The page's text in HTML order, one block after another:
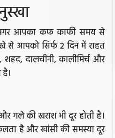
अगर आपका कफ काफी समय से
से आपको सिर्फ 2 दिन में राहत
दालचीनी, कालीमिर्च और
गले की खराश भी दूर होती है।
है और खांसी की समस्या दूर